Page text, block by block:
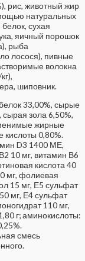
рис, животный жир
натуральных
сухая
яичный порошок
рыба
лосося), пивные
волокна
шиповник.
33,00%, сырые
зола 6,50%,
жирные
0,80%.
D3 1400 МЕ,
10 мг, витамин В6
кислота 40
мг, фолиевая
15 мг, Е5 сульфат
мг, Е4 сульфат
110 мг,
г; аминокислоты:
смесь